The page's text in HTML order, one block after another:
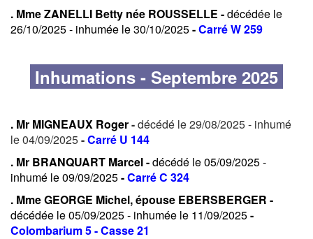
. Mme ZANELLI Betty née ROUSSELLE -décédée le
26/10/2025 - inhumée le 30/10/2025-Carré W 259
Inhumations - Septembre 2025
. Mr MIGNEAUX Roger-décédé le 29/08/2025 - inhumé
le 04/09/2025-Carré U 144
. Mr BRANQUART Marcel -décédé le 05/09/2025 -
inhumé le 09/09/2025-Carré C 324
. Mme GEORGE Michel, épouse EBERSBERGER -
décédée le 05/09/2025 - inhumée le 11/09/2025-
Colombarium 5 - Casse 21